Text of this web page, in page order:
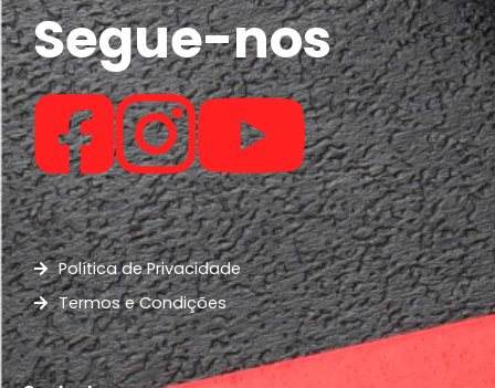
Segue-nos
Política de Privacidade
Termos e Condições